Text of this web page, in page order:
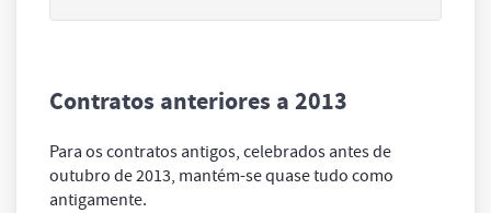
Contratos anteriores a 2013
Para os contratos antigos, celebrados antes de
outubro de 2013, mantém-se quase tudo como
antigamente.